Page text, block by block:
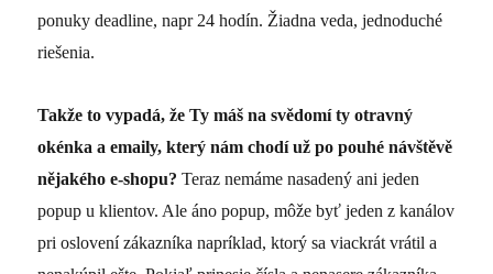
ponuky deadline, napr 24 hodín. Žiadna veda, jednoduché
riešenia.
Takže to vypadá, že Ty máš na svědomí ty otravný
okénka a emaily, který nám chodí už po pouhé návštěvě
nějakého e-shopu?Teraz nemáme nasadený ani jeden
popup u klientov. Ale áno popup, môže byť jeden z kanálov
pri oslovení zákazníka napríklad, ktorý sa viackrát vrátil a